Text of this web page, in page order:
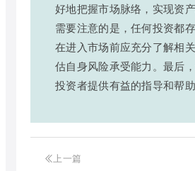
好地把握市场脉络，实现资
需要注意的是，任何投资都
在进入市场前应充分了解相
估自身风险承受能力。最后
投资者提供有益的指导和帮助
上一篇